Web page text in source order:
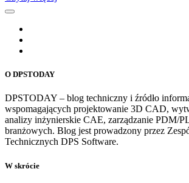
O DPSTODAY
DPSTODAY – blog techniczny i źródło
wspomagających projektowanie 3D CAD,
analizy inżynierskie CAE, zarządzanie PDM/
branżowych. Blog jest prowadzony przez
Technicznych DPS Software.
W skrócie